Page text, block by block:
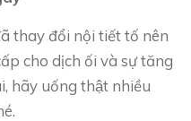
thay đổi nội tiết tố nên
cho dịch ối và sự tăng
hãy uống thật nhiều